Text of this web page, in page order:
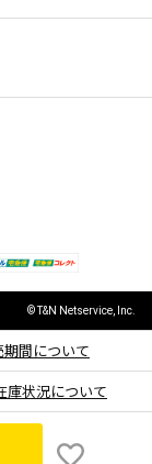
期間について
庫状況について
© T&N Netservice, Inc.